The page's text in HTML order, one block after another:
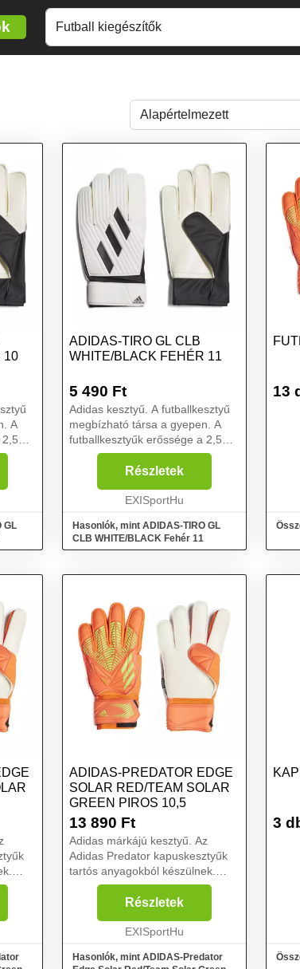
10
A
GL
ADIDAS-TIRO GL CLB
WHITE/BLACK FEHÉR 11
5 490 Ft
Adidas kesztyű. A futballkesztyű
megbízható társa a gyepen. A
futballkesztyűk erőssége a 2,5
mm vastag párnázás. A latex
tenyér Soft Grip a
kapuskesztyűknél is pluszt jelent,
amely remek fogást biztos...
Részletek
EXISportHu
Hasonlók, mint ADIDAS-TIRO GL
CLB WHITE/BLACK Fehér 11
13
ADIDAS-PREDATOR EDGE
SOLAR RED/TEAM SOLAR
GREEN PIROS 10,5
13 890 Ft
Adidas márkájú kesztyű. Az
Adidas Predator kapuskesztyűk
tartós anyagokból készülnek.
Fingersave ujjerősítés jellemzi
őket. Tartós Soft Grip Pro gumi
tenyérrel is rendelkeznek.
Tökéletes fogást és kén...
Részletek
EXISportHu
Hasonlók, mint ADIDAS-Predator
3